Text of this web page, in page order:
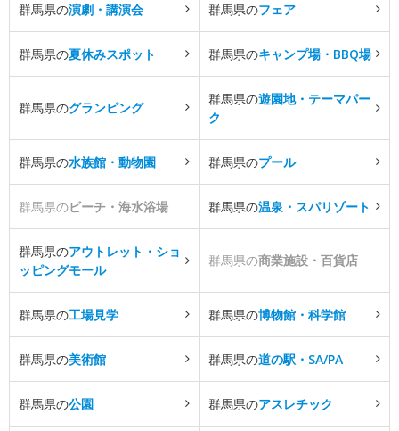
群馬県の演劇・講演会 群馬県のフェア
群馬県の夏休みスポット 群馬県のキャンプ場・BBQ場
群馬県のグランピング
群馬県の遊園地・テーマパー
ク
群馬県の水族館・動物園 群馬県のプール
群馬県のビーチ・海水浴場 群馬県の温泉・スパリゾート
群馬県のアウトレット・ショ
ッピングモール
群馬県の商業施設・百貨店
群馬県の工場見学 群馬県の博物館・科学館
群馬県の美術館 群馬県の道の駅・SA/PA
群馬県の公園 群馬県のアスレチック